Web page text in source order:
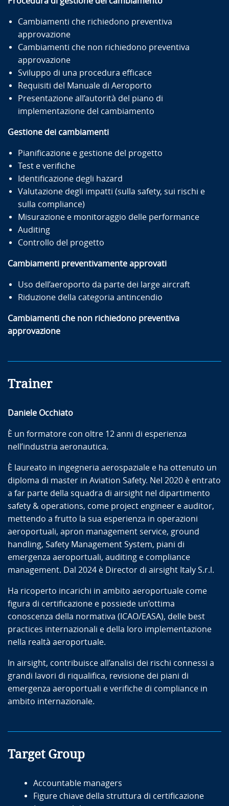
Cambiamenti che richiedono preventiva
approvazione
Cambiamenti che non richiedono preventiva
approvazione
Sviluppo di una procedura efficace
Requisiti del Manuale di Aeroporto
Presentazione all’autorità del piano di
implementazione del cambiamento
Gestione dei cambiamenti
Pianificazione e gestione del progetto
Test e verifiche
Identificazione degli hazard
Valutazione degli impatti (sulla safety, sui rischi e
sulla compliance)
Misurazione e monitoraggio delle performance
Auditing
Controllo del progetto
Cambiamenti preventivamente approvati
Uso dell’aeroporto da parte dei large aircraft
Riduzione della categoria antincendio
Cambiamenti che non richiedono preventiva
approvazione
Trainer
Daniele Occhiato
È un formatore con oltre 12 anni di esperienza
nell’industria aeronautica.
È laureato in ingegneria aerospaziale e ha ottenuto un
diploma di master in Aviation Safety. Nel 2020 è entrato
a far parte della squadra di airsight nel dipartimento
safety & operations, come project engineer e auditor,
mettendo a frutto la sua esperienza in operazioni
aeroportuali, apron management service, ground
handling, Safety Management System, piani di
emergenza aeroportuali, auditing e compliance
management. Dal 2024 è Director di airsight Italy S.r.l.
Ha ricoperto incarichi in ambito aeroportuale come
figura di certificazione e possiede un’ottima
conoscenza della normativa (ICAO/EASA), delle best
practices internazionali e della loro implementazione
nella realtà aeroportuale.
In airsight, contribuisce all’analisi dei rischi connessi a
grandi lavori di riqualifica, revisione dei piani di
emergenza aeroportuali e verifiche di compliance in
ambito internazionale.
Target Group
Accountable managers
Figure chiave della struttura di certificazione